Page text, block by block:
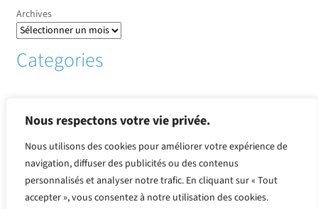
Nous respectons votre vie privée.
Nous utilisons des cookies pour améliorer votre expérience de
navigation, diffuser des publicités ou des contenus
personnalisés et analyser notre trafic. En cliquant sur « Tout
accepter », vous consentez à notre utilisation des cookies.
Archives
Categories
Infos sur CCO(1)
Perpectives et fondamentaux(3)
Produits or et argent(30)
Revue de presse(2)
Suivi des cours et tendances(101)